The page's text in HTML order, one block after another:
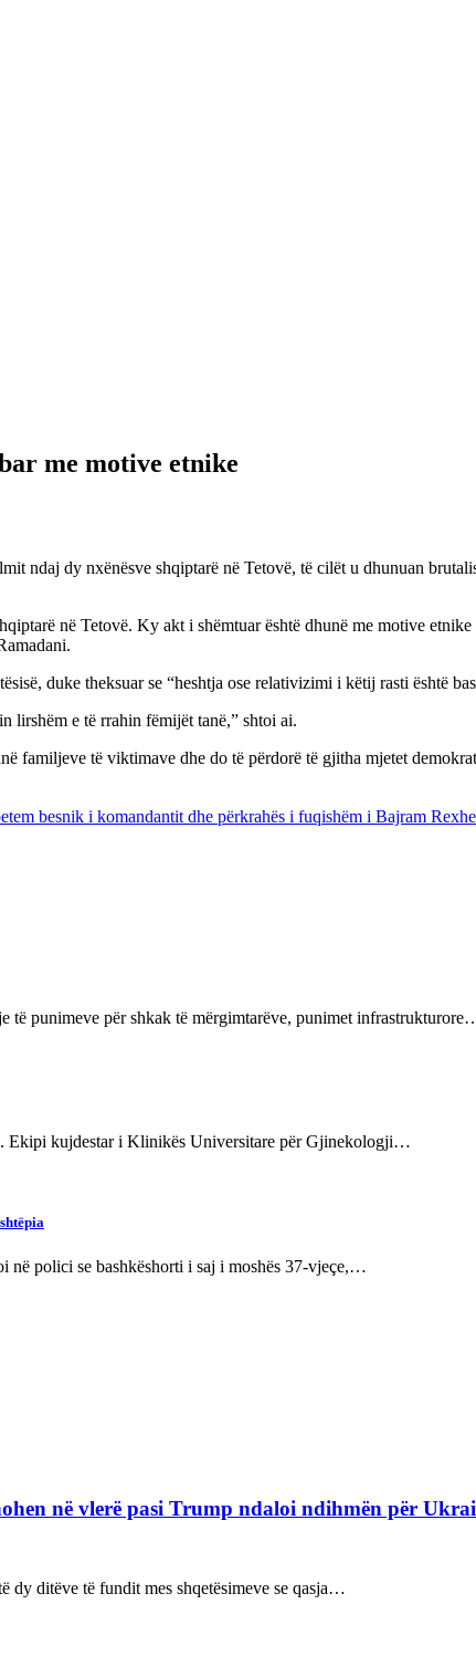
me motive etnike
ndaj dy nxënësve shqiptarë në Tetovë, të cilët u dhunuan
në Tetovë. Ky akt i shëmtuar është dhunë me motive
duke theksuar se “heshtja ose relativizimi i këtij rasti është
lirshëm e të rrahin fëmijët tanë,” shtoi ai.
familjeve të viktimave dhe do të përdorë të gjitha mjetet
besnik i komandantit dhe përkrahës i fuqishëm i Bajram
të punimeve për shkak të mërgimtarëve, punimet
Ekipi kujdestar i Klinikës Universitare për Gjinekologji…
në polici se bashkëshorti i saj i moshës 37-vjeçe,…
në vlerë pasi Trump ndaloi ndihmën për
dy ditëve të fundit mes shqetësimeve se qasja…